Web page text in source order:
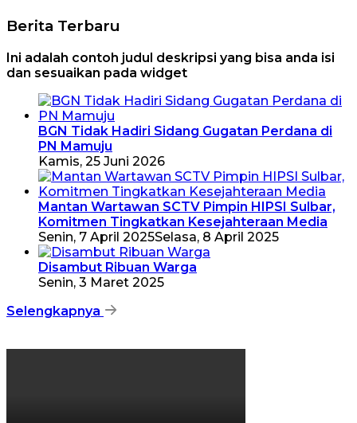
Berita Terbaru
Ini adalah contoh judul deskripsi yang bisa anda isi
dan sesuaikan pada widget
BGN Tidak Hadiri Sidang Gugatan Perdana di
PN Mamuju
Kamis, 25 Juni 2026
Mantan Wartawan SCTV Pimpin HIPSI Sulbar,
Komitmen Tingkatkan Kesejahteraan Media
Senin, 7 April 2025Selasa, 8 April 2025
Disambut Ribuan Warga
Senin, 3 Maret 2025
Selengkapnya